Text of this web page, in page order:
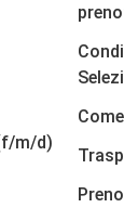
m/d)